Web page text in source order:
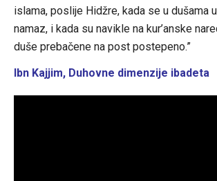
islama, poslije Hidžre, kada se u dušama
namaz, i kada su navikle na kur’anske
duše prebačene na post postepeno.”
Ibn Kajjim, Duhovne dimenzije ibadeta